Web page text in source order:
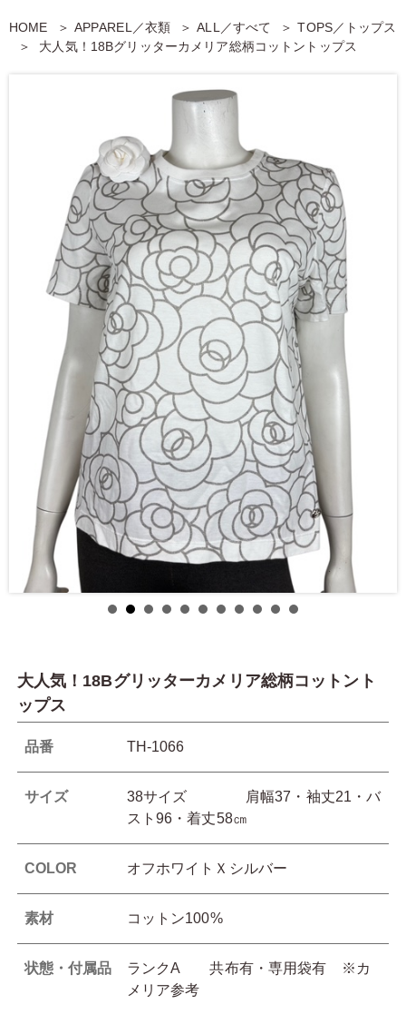
HOME APPAREL／衣類 ALL／すべて
TOPS／トップス
大人気！18Bグリッターカメリア総柄コットントップス
大人気！18Bグリッターカメリア総柄コットント
ップス
品番 TH-1066
サイズ
38サイズ 肩幅37・袖丈21・バ
スト96・着丈58㎝
COLOR オフホワイトＸシルバー
素材 コットン100%
状態・付属品
ランクA 共布有・専用袋有 ※カ
メリア参考